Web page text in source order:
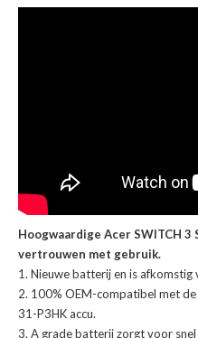
Hoogwaardige Acer SWITCH
vertrouwen met gebruik.
Nieuwe batterij en is afkomstig
100% OEM-compatibel met de
31-P3HK accu.
A grade batterij zorgt voor